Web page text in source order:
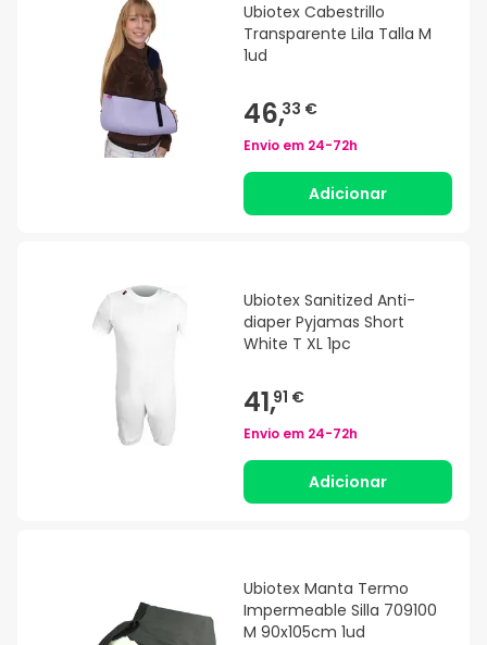
Ubiotex Cabestrillo
Transparente Lila Talla M
1ud
46,33 €
Envio em 24-72h
Adicionar
Ubiotex Sanitized Anti-
diaper Pyjamas Short
White T XL 1pc
41,91 €
Envio em 24-72h
Adicionar
Ubiotex Manta Termo
Impermeable Silla 709100
M 90x105cm 1ud